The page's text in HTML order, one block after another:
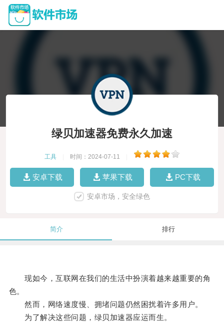
绿贝加速器免费永久加速
工具 时间：2024-07-11
安卓下载 苹果下载 PC下载
安卓市场，安全绿色
简介 排行
现如今，互联网在我们的生活中扮演着越来越重要的角
色。
然而，网络速度慢、拥堵问题仍然困扰着许多用户。
为了解决这些问题，绿贝加速器应运而生。